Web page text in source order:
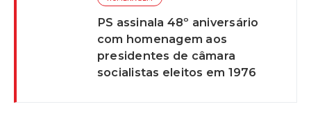
PS assinala 48º aniversário
com homenagem aos
presidentes de câmara
socialistas eleitos em 1976